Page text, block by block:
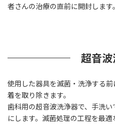
者さんの治療の直前に開封します。
超音
使用した器具を滅菌・洗浄する
着を取り除きます。
歯科用の超音波洗浄器で、手洗
にします。滅菌処理の工程を最適